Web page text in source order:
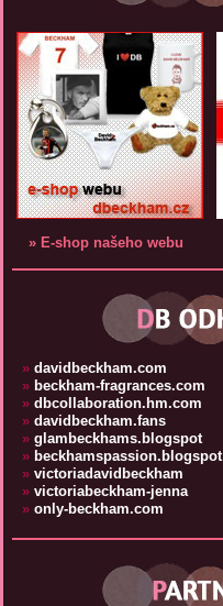
» E-shop našeho webu
» davidbeckham.com
» beckham-fragrances.com
» dbcollaboration.hm.com
» davidbeckham.fans
» glambeckhams.blogspot
» beckhamspassion.blogspot
» victoriadavidbeckham
» victoriabeckham-jenna
» only-beckham.com